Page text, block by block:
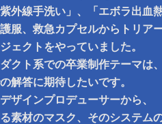
外線手洗い」、「エボラ出血
服、救急カプセルからトリア
ェクトをやっていました。
クト系での卒業制作テーマは
解答に期待したいです。
ザインプロデューサーから、
素材のマスク、そのシステム